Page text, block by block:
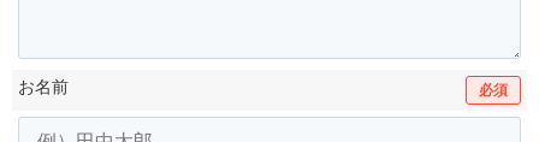
お名前 必須